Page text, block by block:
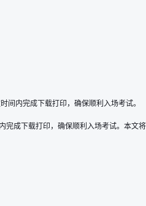
间内完成下载打印，确保顺利入场考试。
完成下载打印，确保顺利入场考试。本文将